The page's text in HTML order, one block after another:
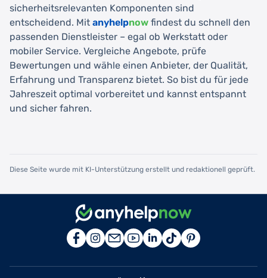
sicherheitsrelevanten Komponenten sind
entscheidend. Mit anyhelpnow findest du schnell den
passenden Dienstleister – egal ob Werkstatt oder
mobiler Service. Vergleiche Angebote, prüfe
Bewertungen und wähle einen Anbieter, der Qualität,
Erfahrung und Transparenz bietet. So bist du für jede
Jahreszeit optimal vorbereitet und kannst entspannt
und sicher fahren.
Diese Seite wurde mit KI-Unterstützung erstellt und redaktionell geprüft.